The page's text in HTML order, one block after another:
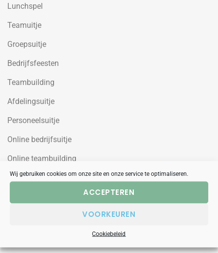
Wij gebruiken cookies om onze site en onze service te optimaliseren.
ACCEPTEREN
VOORKEUREN
Cookiebeleid
Lunchspel
Teamuitje
Groepsuitje
Bedrijfsfeesten
Teambuilding
Afdelingsuitje
Personeelsuitje
Online bedrijfsuitje
Online teambuilding